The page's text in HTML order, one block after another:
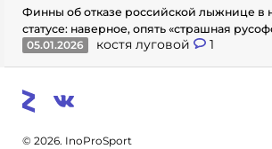
Финны об отказе российской лыжнице в
статусе: наверное, опять «страшная
05.01.2026
костя луговой 1
© 2026. InoProSport